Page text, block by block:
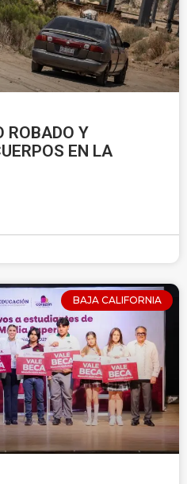
ROBADO Y
EN LA
BAJA CALIFORNIA